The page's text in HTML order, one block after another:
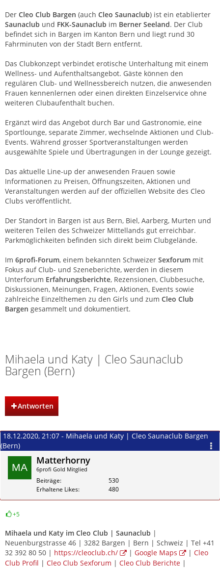
Der Cleo Club Bargen (auch Cleo Saunaclub) ist ein etablierter
Saunaclub und FKK-Saunaclub im Berner Seeland. Der Club
befindet sich in Bargen im Kanton Bern und liegt rund 30
Fahrminuten von der Stadt Bern entfernt.
Das Clubkonzept verbindet erotische Unterhaltung mit einem
Wellness- und Aufenthaltsangebot. Gäste können den
regulären Club- und Wellnessbereich nutzen, die anwesenden
Frauen kennenlernen oder einen direkten Einzelservice ohne
weiteren Clubaufenthalt buchen.
Ergänzt wird das Angebot durch Bar und Gastronomie, eine
Sportlounge, separate Zimmer, wechselnde Aktionen und Club-
Events. Während grosser Sportveranstaltungen werden
ausgewählte Spiele und Übertragungen in der Lounge gezeigt.
Das aktuelle Line-up der anwesenden Frauen sowie
Informationen zu Preisen, Öffnungszeiten, Aktionen und
Veranstaltungen werden auf der offiziellen Website des Cleo
Clubs veröffentlicht.
Der Standort in Bargen ist aus Bern, Biel, Aarberg, Murten und
weiteren Teilen des Schweizer Mittellands gut erreichbar.
Parkmöglichkeiten befinden sich direkt beim Clubgelände.
Im 6profi-Forum, einem bekannten Schweizer Sexforum mit
Fokus auf Club- und Szeneberichte, werden in diesem
Unterforum Erfahrungsberichte, Rezensionen, Clubbesuche,
Diskussionen, Meinungen, Fragen, Aktionen, Events sowie
zahlreiche Einzelthemen zu den Girls und zum Cleo Club
Bargen gesammelt und dokumentiert.
Mihaela und Katy | Cleo Saunaclub
Bargen (Bern)
Antworten
18.12.2020, 21:07 - Mihaela und Katy | Cleo Saunaclub Bargen
(Bern)
Matterhorny
6profi Gold Mitglied
Beiträge
530
Erhaltene Likes
480
+5
Mihaela und Katy im Cleo Club | Saunaclub |
Neuenburgstrasse 46 | 3282 Bargen | Bern | Schweiz | Tel +41
32 392 80 50 | https://cleoclub.ch/ | Google Maps | Cleo
Club Profil | Cleo Club Sexforum | Cleo Club Berichte |